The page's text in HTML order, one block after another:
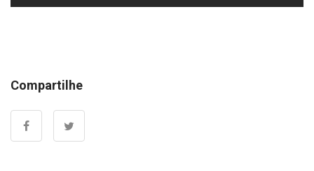
Compartilhe